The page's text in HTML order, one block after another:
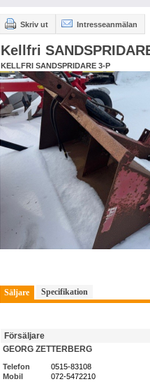
Skriv ut Intresseanmälan
Kellfri
KELLFRI SANDSPRIDARE 3-P
Säljare Specifikation
Försäljare
GEORG ZETTERBERG
Telefon
0515-83108
Mobil
072-5472210